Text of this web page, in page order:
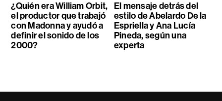
¿Quién era William Orbit,
el productor que trabajó
con Madonna y ayudó a
definir el sonido de los
2000?
El mensaje detrás del
estilo de Abelardo De la
Espriella y Ana Lucía
Pineda, según una
experta